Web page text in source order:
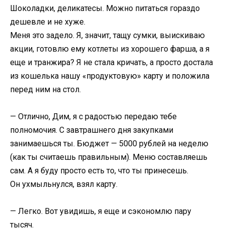
Шоколадки, деликатесы. Можно питаться гораздо
дешевле и не хуже.
Меня это задело. Я, значит, тащу сумки, выискиваю
акции, готовлю ему котлеты из хорошего фарша, а я
еще и транжира? Я не стала кричать, а просто достала
из кошелька нашу «продуктовую» карту и положила
перед ним на стол.
— Отлично, Дим, я с радостью передаю тебе
полномочия. С завтрашнего дня закупками
занимаешься ты. Бюджет — 5000 рублей на неделю
(как ты считаешь правильным). Меню составляешь
сам. А я буду просто есть то, что ты принесешь.
Он ухмыльнулся, взял карту.
— Легко. Вот увидишь, я еще и сэкономлю пару
тысяч.